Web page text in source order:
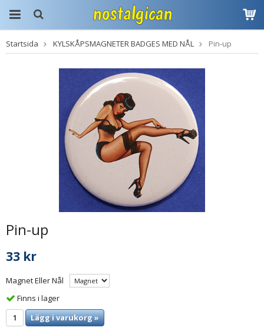
Produkten har blivit
tillagd i varukorgen
Startsida KYLSKÅPSMAGNETER BADGES MED NÅL Pin-up
Pin-up
33 kr
Magnet Eller Nål
Finns i lager
Lägg i varukorg »